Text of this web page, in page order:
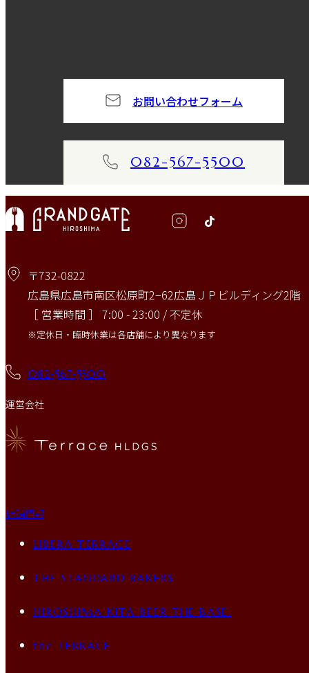
お問い合わせフォーム
082-567-5500
〒732-0822
広島県広島市南区松原町2−62広島ＪＰビルディング2階
［ 営業時間 ］ 7:00 - 23:00 / 不定休
※定休日・臨時休業は各店舗により異なります
082-567-5500
運営会社
店舗情報
LIBERA TERRACE
THE STANDARD BAKERS
HIROSHIMA KITA BEER THE BASE.
the TERRACE